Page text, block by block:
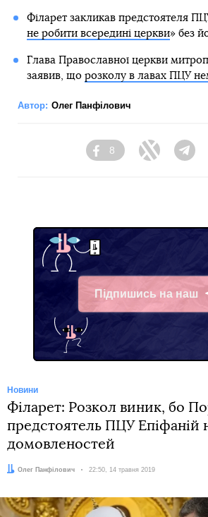
Філарет закликав предстоятеля
не робити всередині церкви» без
Глава Православної церкви
заявив, що розколу в лавах ПЦУ
Автор: Олег Панфілович
Facebook
8
Twitter
Підпишись на наш
Telegram
Новини
Філарет: Розкол виник, бо
предстоятель ПЦУ Епіфаній
домовленостей
Автор:
Олег Панфілович Дата:
22:50, 14 травня 2019